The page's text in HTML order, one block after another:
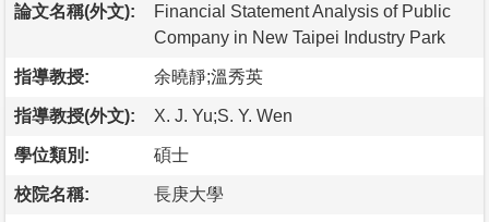
論文名稱(外文):
Financial Statement Analysis of Public
Company in New Taipei Industry Park
指導教授: 余曉靜;溫秀英
指導教授(外文): X. J. Yu;S. Y. Wen
學位類別: 碩士
校院名稱: 長庚大學